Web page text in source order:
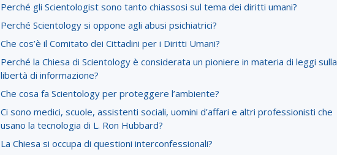
Perché gli Scientologist sono tanto chiassosi sul tema dei diritti umani?
Perché Scientology si oppone agli abusi psichiatrici?
Che cos’è il Comitato dei Cittadini per i Diritti Umani?
Perché la Chiesa di Scientology è considerata un pioniere in materia di leggi sulla
libertà di informazione?
Che cosa fa Scientology per proteggere l’ambiente?
Ci sono medici, scuole, assistenti sociali, uomini d’affari e altri professionisti che
usano la tecnologia di L. Ron Hubbard?
La Chiesa si occupa di questioni interconfessionali?